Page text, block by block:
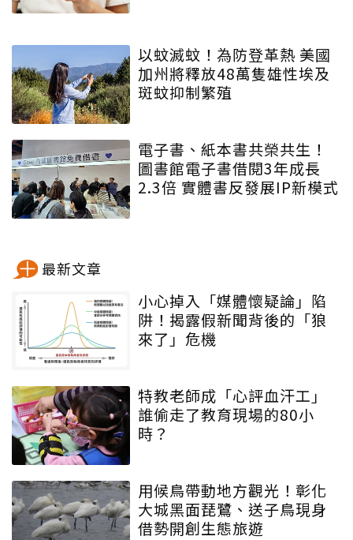
以蚊滅蚊！為防登革熱 美國
加州將釋放48萬隻雄性埃及
斑蚊抑制繁殖
電子書、紙本書共榮共生！
圖書館電子書借閱3年成長
2.3倍 實體書反發展IP新模式
最新文章
小心掉入「媒體懷疑論」陷
阱！揭露假新聞背後的「狼
來了」危機
特教老師成「心評血汗工」
誰偷走了教育現場的80小
時？
用候鳥帶動地方觀光！彰化
大城黑面琵鷺、送子鳥現身
借勢開創生態旅遊